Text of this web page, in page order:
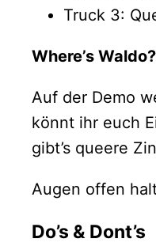
Truck 3:
Where’s Waldo?
Auf der Demo
könnt ihr euch
gibt’s queere
Augen offen
Do’s & Dont’s